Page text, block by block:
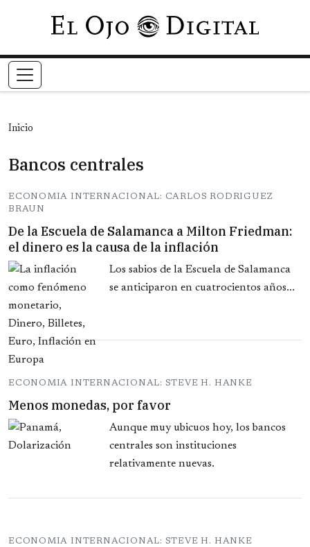
Pasar al contenido principal
Inicio
Bancos centrales
ECONOMIA INTERNACIONAL: CARLOS RODRIGUEZ
BRAUN
De la Escuela de Salamanca a Milton Friedman:
el dinero es la causa de la inflación
Los sabios de la Escuela de Salamanca
se anticiparon en cuatrocientos años...
ECONOMIA INTERNACIONAL: STEVE H. HANKE
Menos monedas, por favor
Aunque muy ubicuos hoy, los bancos
centrales son instituciones
relativamente nuevas.
ECONOMIA INTERNACIONAL: STEVE H. HANKE